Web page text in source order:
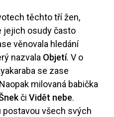
těchto tří žen,
jejich osudy často
věnovala hledání
nazvala Objetí. V o
se zase
milovaná babička
či Vidět nebe.
všech svých